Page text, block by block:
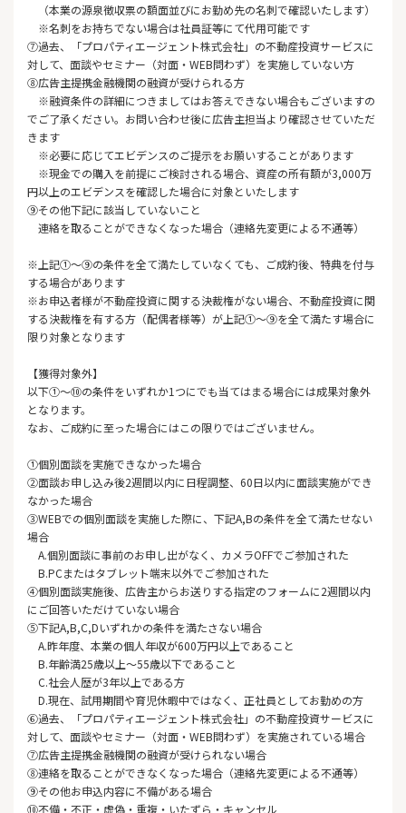
（本業の源泉徴収票の額面並びにお勤め先の名刺で確認いたします）
※名刺をお持ちでない場合は社員証等にて代用可能です
⑦過去、「プロパティエージェント株式会社」の不動産投資サービスに
対して、面談やセミナー（対面・WEB問わず）を実施していない方
⑧広告主提携金融機関の融資が受けられる方
※融資条件の詳細につきましてはお答えできない場合もございますの
でご了承ください。お問い合わせ後に広告主担当より確認させていただ
きます
※必要に応じてエビデンスのご提示をお願いすることがあります
※現金での購入を前提にご検討される場合、資産の所有額が3,000万
円以上のエビデンスを確認した場合に対象といたします
⑨その他下記に該当していないこと
連絡を取ることができなくなった場合（連絡先変更による不通等）
※上記①～⑨の条件を全て満たしていなくても、ご成約後、特典を付与
する場合があります
※お申込者様が不動産投資に関する決裁権がない場合、不動産投資に関
する決裁権を有する方（配偶者様等）が上記①〜⑨を全て満たす場合に
限り対象となります
【獲得対象外】
以下①～⑩の条件をいずれか1つにでも当てはまる場合には成果対象外
となります。
なお、ご成約に至った場合にはこの限りではございません。
①個別面談を実施できなかった場合
②面談お申し込み後2週間以内に日程調整、60日以内に面談実施ができ
なかった場合
③WEBでの個別面談を実施した際に、下記A,Bの条件を全て満たせない
場合
A.個別面談に事前のお申し出がなく、カメラOFFでご参加された
B.PCまたはタブレット端末以外でご参加された
④個別面談実施後、広告主からお送りする指定のフォームに2週間以内
にご回答いただけていない場合
⑤下記A,B,C,Dいずれかの条件を満たさない場合
A.昨年度、本業の個人年収が600万円以上であること
B.年齢満25歳以上～55歳以下であること
C.社会人歴が3年以上である方
D.現在、試用期間や育児休暇中ではなく、正社員としてお勤めの方
⑥過去、「プロパティエージェント株式会社」の不動産投資サービスに
対して、面談やセミナー（対面・WEB問わず）を実施されている場合
⑦広告主提携金融機関の融資が受けられない場合
⑧連絡を取ることができなくなった場合（連絡先変更による不通等）
⑨その他お申込内容に不備がある場合
⑩不備・不正・虚偽・重複・いたずら・キャンセル